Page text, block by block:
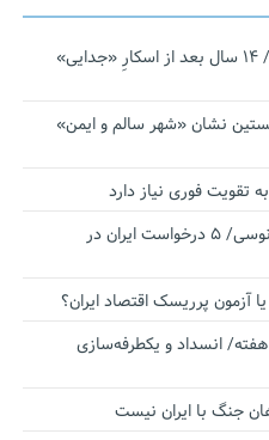
نجات‌دهنده‌ همچنان در آیینه است/ ۱۴ سال بعد از اسکارِ «جدایی»
نشان «شهر سالم و ایمن»
فوری نیاز دارد
اقتدار ناوگروه ۱۰۳ در مأموریت‌ اقیانوسی/ ۵ درخواست ایران در
آزمون پرریسک اقتصاد ایران؟
انسداد و یکطرفه‌سازی
جنگ با ایران نیست